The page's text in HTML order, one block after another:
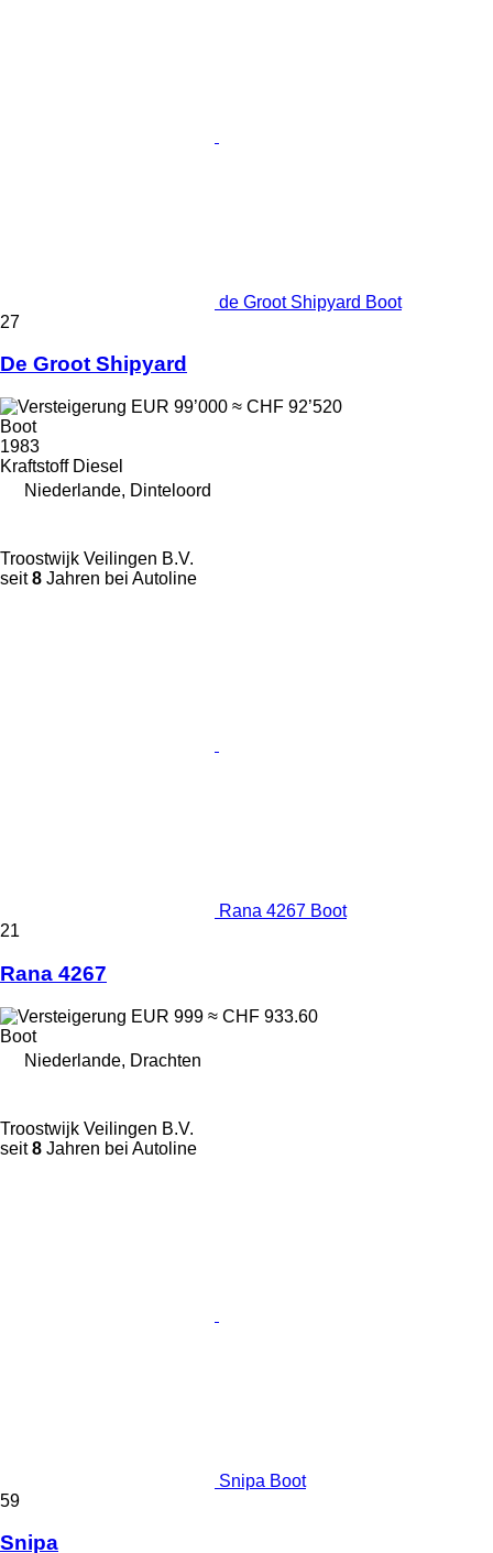
de Groot Shipyard Boot
27
De Groot Shipyard
EUR 99’000 ≈ CHF 92’520
Boot
1983
Kraftstoff Diesel
Niederlande, Dinteloord
Troostwijk Veilingen B.V.
seit8 Jahren bei Autoline
Rana 4267 Boot
21
Rana 4267
EUR 999 ≈ CHF 933.60
Boot
Niederlande, Drachten
Troostwijk Veilingen B.V.
seit8 Jahren bei Autoline
Snipa Boot
59
Snipa